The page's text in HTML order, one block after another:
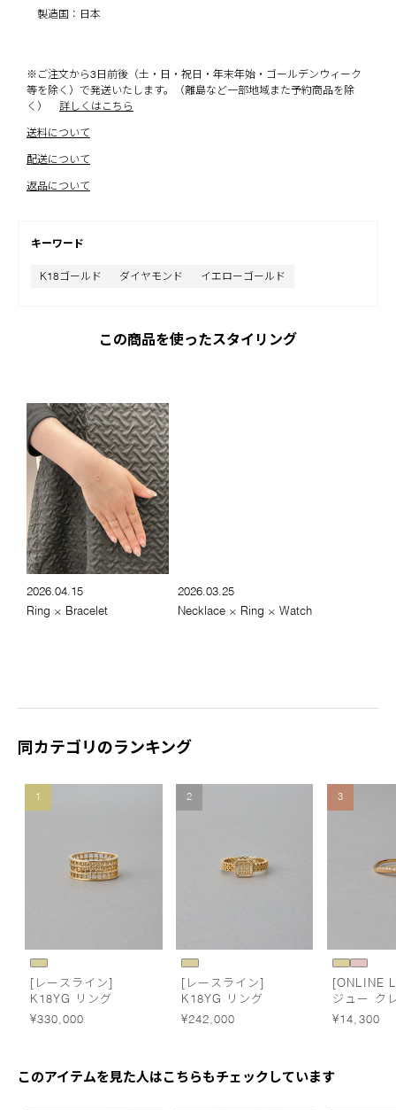
製造国：日本
※ご注文から3日前後（土・日・祝日・年末年始・ゴールデンウィーク
等を除く）で発送いたします。（離島など一部地域また予約商品を除
く）
詳しくはこちら
送料について
配送について
返品について
キーワード
K18ゴールド ダイヤモンド イエローゴールド
この商品を使ったスタイリング
2026.04.15
Ring × Bracelet
2026.03.25
Necklace × Ring × Watch
同カテゴリのランキング
1
[レースライン]
K18YG リング
¥330,000
2
[レースライン]
K18YG リング
¥242,000
3
[ONLINE
ジュー ク
ーン リン
¥14,300
このアイテムを見た人はこちらもチェックしています